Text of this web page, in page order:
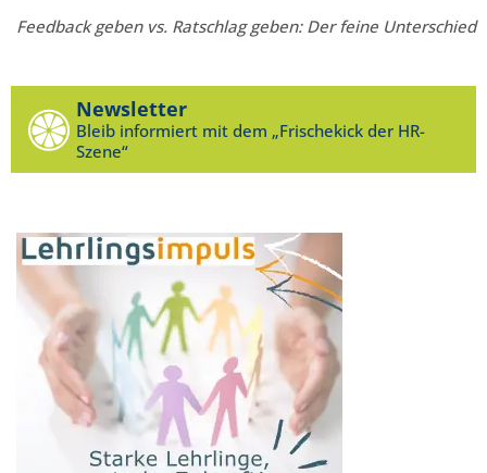
Feedback geben vs. Ratschlag geben: Der feine Unterschied
Newsletter
Bleib informiert mit dem „Frischekick der HR-
Szene“